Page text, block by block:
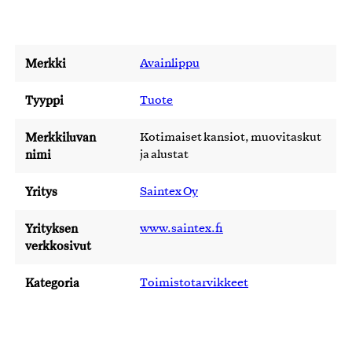
Merkki Avainlippu
Tyyppi Tuote
Merkkiluvan
nimi
Kotimaiset kansiot, muovitaskut
ja alustat
Yritys Saintex Oy
Yrityksen
verkkosivut
www.saintex.fi
Kategoria Toimistotarvikkeet